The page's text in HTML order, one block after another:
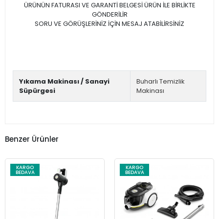
ÜRÜNÜN FATURASI VE GARANTİ BELGESİ ÜRÜN İLE BİRLİKTE
GÖNDERİLİR
SORU VE GÖRÜŞLERİNİZ İÇİN MESAJ ATABİLİRSİNİZ
Yıkama Makinası / Sanayi
Süpürgesi
Buharlı Temizlik
Makinası
Benzer Ürünler
KARGO
BEDAVA
KARGO
BEDAVA